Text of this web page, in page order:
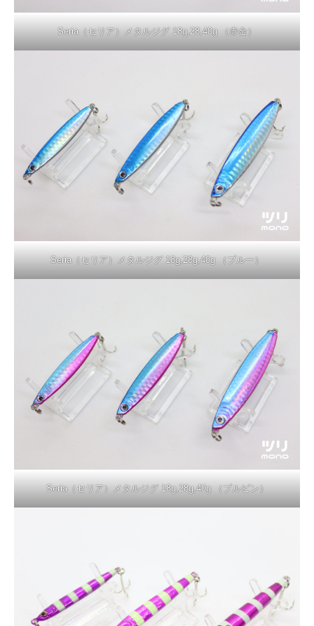
Seria（セリア）メタルジグ 18g,28,40g （赤金）
Seria（セリア）メタルジグ 18g,28g,40g （ブルー）
Seria（セリア）メタルジグ 18g,28g,40g （ブルピン）